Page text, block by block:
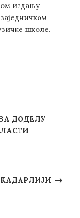
издању
школе.
ДОДЕЛУ